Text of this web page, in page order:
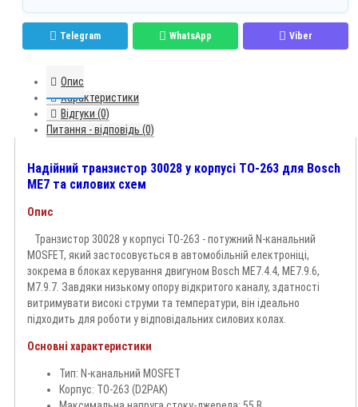
Telegram WhatsApp Viber
Опис
Характеристики
Відгуки (0)
Питання - відповідь (0)
Надійний транзистор 30028 у корпусі TO-263 для Bosch
ME7 та силових схем
Опис
Транзистор 30028 у корпусі TO-263 - потужний N-канальний
MOSFET, який застосовується в автомобільній електроніці,
зокрема в блоках керування двигуном Bosch ME7.4.4, ME7.9.6,
M7.9.7. Завдяки низькому опору відкритого каналу, здатності
витримувати високі струми та температури, він ідеально
підходить для роботи у відповідальних силових колах.
Основні характеристики
Тип: N-канальний MOSFET
Корпус: TO-263 (D2PAK)